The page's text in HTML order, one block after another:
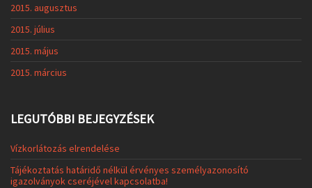
2015. augusztus
2015. július
2015. május
2015. március
LEGUTÓBBI BEJEGYZÉSEK
Vízkorlátozás elrendelése
Tájékoztatás határidő nélkül érvényes személyazonosító
igazolványok cseréjével kapcsolatba!